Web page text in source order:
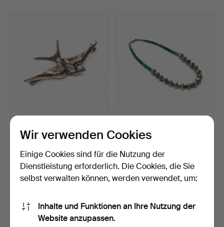
Markasiten, Silbe…
Beendet 29. Mär 2025
1 Gebot
37 USD
Zinn, zweite Hälft…
Beendet 28. Feb 2025
2 Gebote
43 USD
Wir verwenden Cookies
Einige Cookies sind für die Nutzung der
Dienstleistung erforderlich. Die Cookies, die Sie
selbst verwalten können, werden verwendet, um:
Inhalte und Funktionen an Ihre Nutzung der
Website anzupassen.